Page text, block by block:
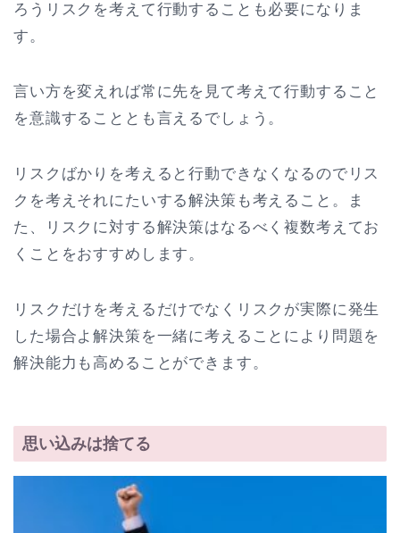
ろうリスクを考えて行動することも必要になりま
す。
言い方を変えれば常に先を見て考えて行動すること
を意識することとも言えるでしょう。
リスクばかりを考えると行動できなくなるのでリス
クを考えそれにたいする解決策も考えること。ま
た、リスクに対する解決策はなるべく複数考えてお
くことをおすすめします。
リスクだけを考えるだけでなくリスクが実際に発生
した場合よ解決策を一緒に考えることにより問題を
解決能力も高めることができます。
思い込みは捨てる